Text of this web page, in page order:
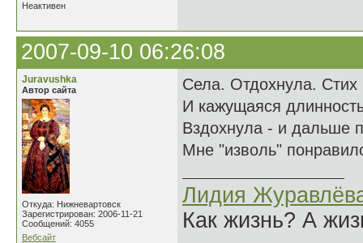
Неактивен
2007-09-10 06:26:08
Juravushka
Автор сайта
Откуда: Нижневартовск
Зарегистрирован: 2006-11-21
Сообщений: 4055
Вебсайт
Села. Отдохнула. Стих
И кажущаяся
Вздохнула - и дальше
Мне "изволь"
Лидия
Как жизнь? А